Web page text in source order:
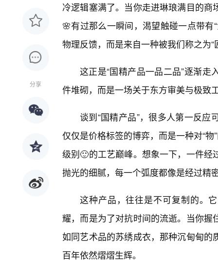
分享
冷逻辑塞满了。当你走进琳琅满目的
🌸有过那么一瞬间，渴望触碰一点带
物理反馈，而是来自一种被我们称之为“
这正是“国精产品一品二品”逐渐
件堆砌，而是一场关于东方审美与极致
谈到“国精产品”，很多人第一反
仅仅是价格标签的博弈，而是一种对“
级别🙂的工艺巅峰。想象一下，一件
抛光的细腻，每一个弧度都像是经过精
这种产品，往往是不可复制的。
耀，而是为了对抗时间的流逝。当你
如同艺术品的苏绣成衣，那种沉甸甸
百年依然熠熠生辉。